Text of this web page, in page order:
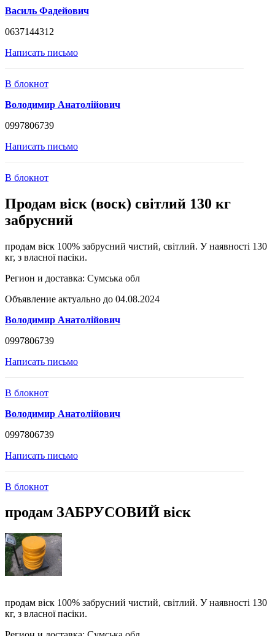
Василь Фадейович
0637144312
Написать письмо
В блокнот
Володимир Анатолійович
0997806739
Написать письмо
В блокнот
Продам віск (воск) світлий 130 кг
забрусний
продам віск 100% забрусний чистий, світлий. У наявності 130
кг, з власної пасіки.
Регион и доставка: Сумська обл
Объявление актуально до 04.08.2024
Володимир Анатолійович
0997806739
Написать письмо
В блокнот
Володимир Анатолійович
0997806739
Написать письмо
В блокнот
продам ЗАБРУСОВИЙ віск
продам віск 100% забрусний чистий, світлий. У наявності 130
кг, з власної пасіки.